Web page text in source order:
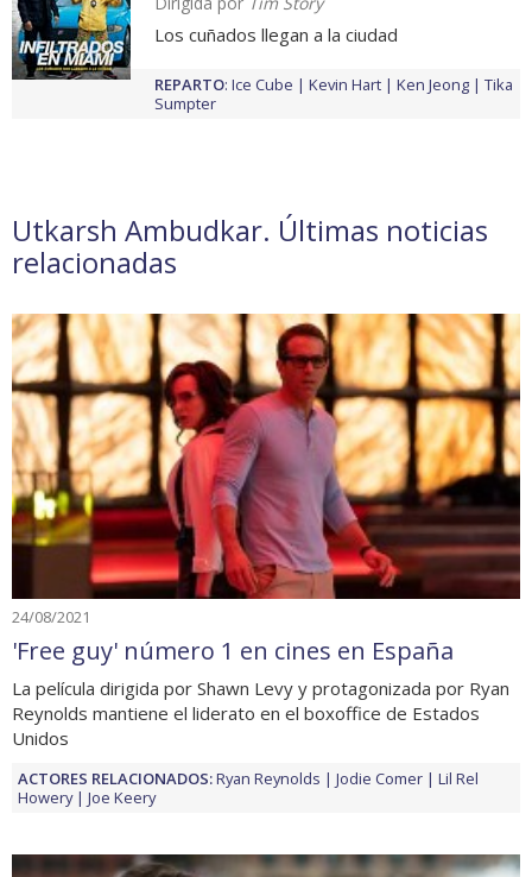
Los cuñados llegan a la ciudad
REPARTO: Ice Cube Kevin Hart Ken Jeong
Tika
Sumpter
Utkarsh Ambudkar. Últimas noticias
relacionadas
24/08/2021
'Free guy' número 1 en cines en España
La película dirigida por Shawn Levy y protagonizada por Ryan
Reynolds mantiene el liderato en el boxoffice de Estados
Unidos
ACTORES RELACIONADOS:Ryan Reynolds Jodie Comer
Lil Rel
Howery
Joe Keery